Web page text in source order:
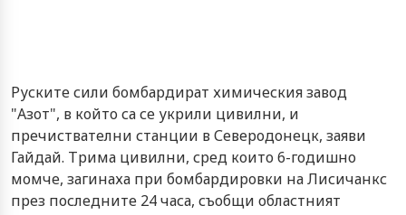
Руските сили бомбардират химическия завод
"Азот", в който са се укрили цивилни, и
пречиствателни станции в Северодонецк, заяви
Гайдай. Трима цивилни, сред които 6-годишно
момче, загинаха при бомбардировки на Лисичанкс
през последните 24 часа, съобщи областният